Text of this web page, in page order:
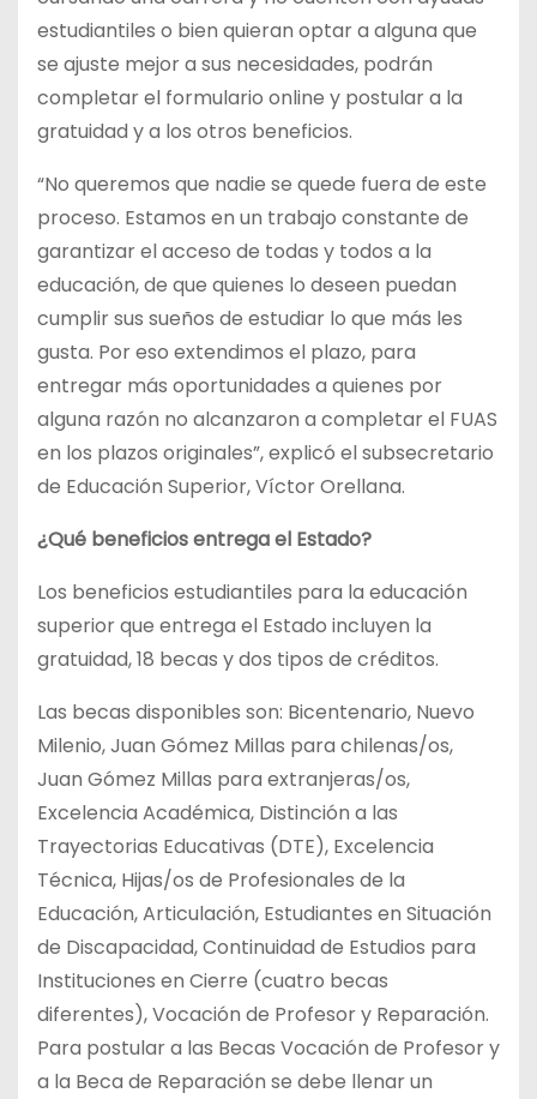
estudiantiles o bien quieran optar a alguna que
se ajuste mejor a sus necesidades, podrán
completar el formulario online y postular a la
gratuidad y a los otros beneficios.
“No queremos que nadie se quede fuera de este
proceso. Estamos en un trabajo constante de
garantizar el acceso de todas y todos a la
educación, de que quienes lo deseen puedan
cumplir sus sueños de estudiar lo que más les
gusta. Por eso extendimos el plazo, para
entregar más oportunidades a quienes por
alguna razón no alcanzaron a completar el FUAS
en los plazos originales”, explicó el subsecretario
de Educación Superior, Víctor Orellana.
¿Qué beneficios entrega el Estado?
Los beneficios estudiantiles para la educación
superior que entrega el Estado incluyen la
gratuidad, 18 becas y dos tipos de créditos.
Las becas disponibles son: Bicentenario, Nuevo
Milenio, Juan Gómez Millas para chilenas/os,
Juan Gómez Millas para extranjeras/os,
Excelencia Académica, Distinción a las
Trayectorias Educativas (DTE), Excelencia
Técnica, Hijas/os de Profesionales de la
Educación, Articulación, Estudiantes en Situación
de Discapacidad, Continuidad de Estudios para
Instituciones en Cierre (cuatro becas
diferentes), Vocación de Profesor y Reparación.
Para postular a las Becas Vocación de Profesor y
a la Beca de Reparación se debe llenar un